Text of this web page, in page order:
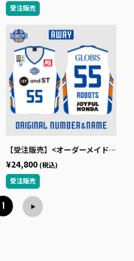
【受注販売】<オーダーメイド>2026-27シーズンオーセンティックユニフォーム（アウェー/ホワイト）
¥24,800 (税込)
1